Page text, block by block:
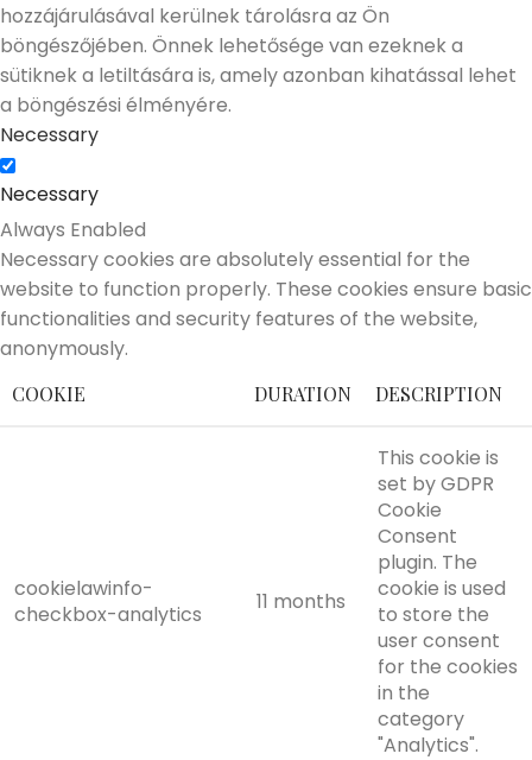
hozzájárulásával kerülnek tárolásra az Ön
böngészőjében. Önnek lehetősége van ezeknek a
sütiknek a letiltására is, amely azonban kihatással lehet
a böngészési élményére.
Necessary
Necessary
Always Enabled
Necessary cookies are absolutely essential for the
website to function properly. These cookies ensure basic
functionalities and security features of the website,
anonymously.
COOKIE DURATION DESCRIPTION
cookielawinfo-
checkbox-analytics
11 months
This cookie is
set by GDPR
Cookie
Consent
plugin. The
cookie is used
to store the
user consent
for the cookies
in the
category
"Analytics".